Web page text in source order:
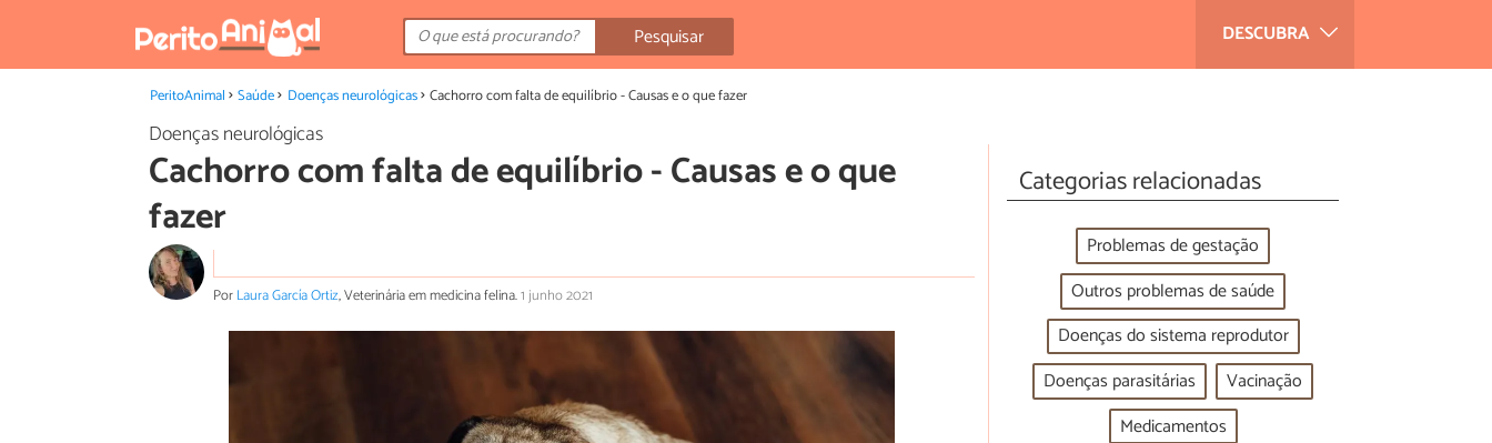
DESCUBRA
Pesquisar
PeritoAnimal Saúde Doenças neurológicas Cachorro com falta de equilíbrio - Causas e o que fazer
Doenças neurológicas
Cachorro com falta de equilíbrio - Causas e o que
fazer
PorLaura García Ortiz, Veterinária em medicina felina.1 junho 2021
Categorias relacionadas
Problemas de gestação
Outros problemas de saúde
Doenças do sistema reprodutor
Doenças parasitárias
Vacinação
Medicamentos